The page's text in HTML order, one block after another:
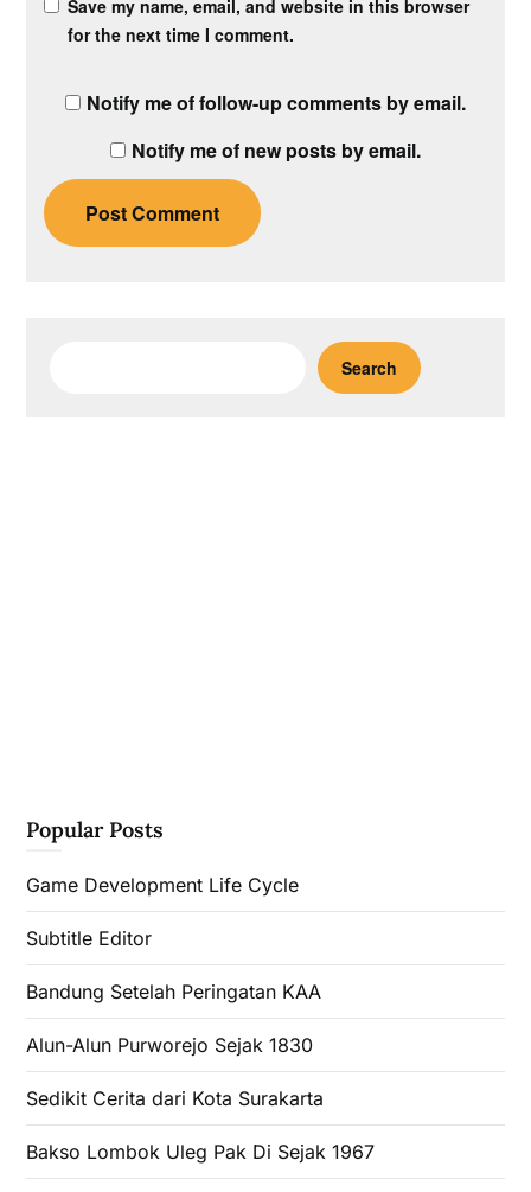
Save my name, email, and website in this browser
for the next time I comment.
Notify me of follow-up comments by email.
Notify me of new posts by email.
Search
Popular Posts
Game Development Life Cycle
Subtitle Editor
Bandung Setelah Peringatan KAA
Alun-Alun Purworejo Sejak 1830
Sedikit Cerita dari Kota Surakarta
Bakso Lombok Uleg Pak Di Sejak 1967